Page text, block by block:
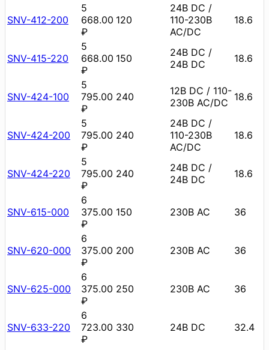
SNV-412-200
5
668.00
₽
120
24В DC /
110-230В
AC/DC
18.6
SNV-415-220
5
668.00
₽
150
24В DC /
24В DC
18.6
SNV-424-100
5
795.00
₽
240
12В DC / 110-
230В AC/DC 18.6
SNV-424-200
5
795.00
₽
240
24В DC /
110-230В
AC/DC
18.6
SNV-424-220
5
795.00
₽
240
24В DC /
24В DC
18.6
SNV-615-000
6
375.00
₽
150 230В AC 36
SNV-620-000
6
375.00
₽
200 230В AC 36
SNV-625-000
6
375.00
₽
250 230В AC 36
SNV-633-220
6
723.00
₽
330 24В DC 32.4